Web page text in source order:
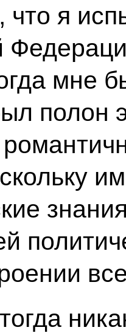
что я
мне
полон